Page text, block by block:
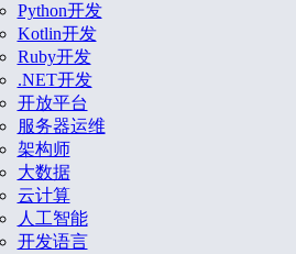
Python开发
Kotlin开发
Ruby开发
.NET开发
开放平台
服务器运维
架构师
大数据
云计算
人工智能
开发语言